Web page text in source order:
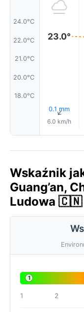
24.0°C
22.0°C
21.0°C
20.0°C
18.0°C
23.0°
0.1 mm
↑
6.0 km/h
Wskaźnik
Guang’an,
Ludowa 🇨🇳
1
1 2